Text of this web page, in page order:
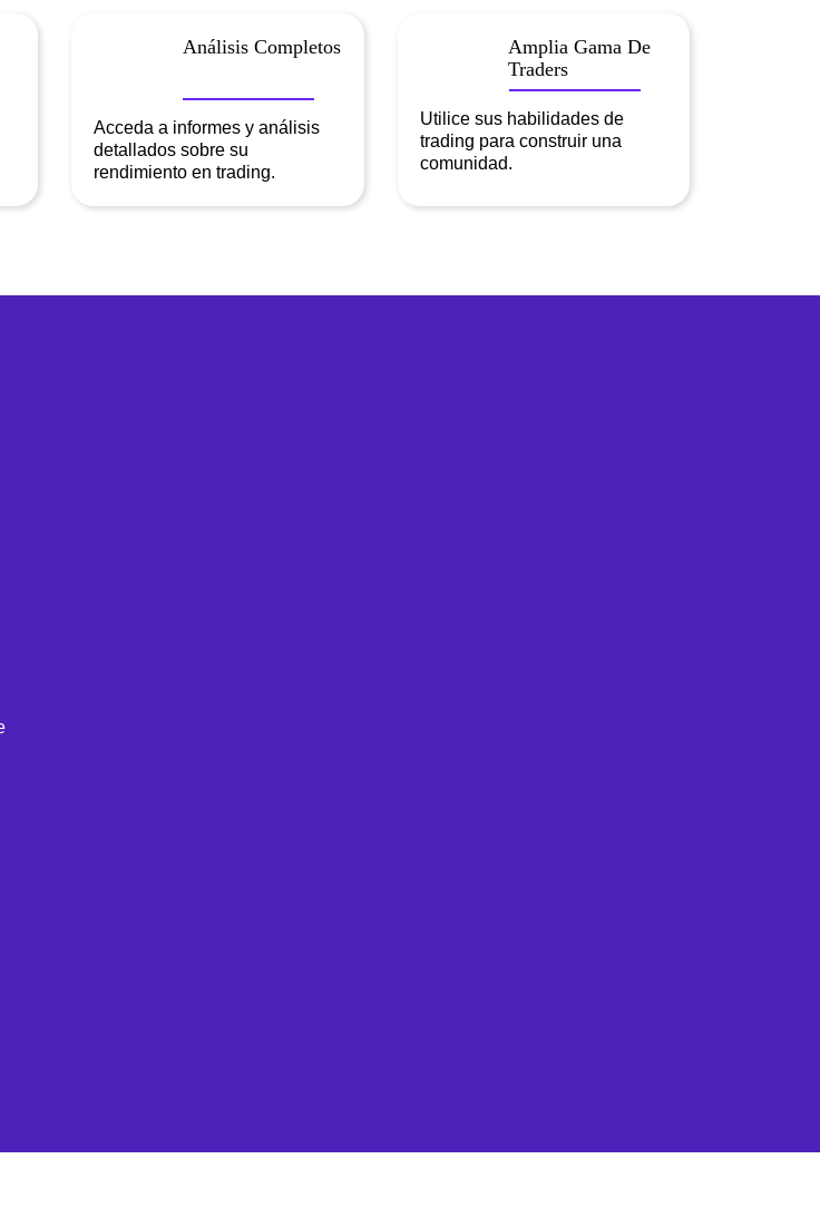
Análisis Completos
Acceda a informes y análisis
detallados sobre su
rendimiento en trading.
Amplia Gama De
Traders
Utilice sus habilidades de
trading para construir una
comunidad.